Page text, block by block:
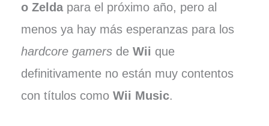
o Zeldapara el próximo año, pero al
menos ya hay más esperanzas para los
hardcore gamersde Wii que
definitivamente no están muy contentos
con títulos como Wii Music.